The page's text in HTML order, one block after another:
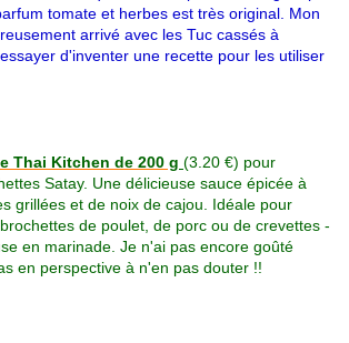
tomate et herbes est très original. Mon
arrivé avec les Tuc cassés à
d'inventer une recette pour les utiliser
Thai Kitchen de 200 g (3.20 €) pour
Satay. Une délicieuse sauce épicée à
grillées et de noix de cajou. Idéale pour
de poulet, de porc ou de crevettes -
en marinade. Je n'ai pas encore goûté
en perspective à n'en pas douter !!